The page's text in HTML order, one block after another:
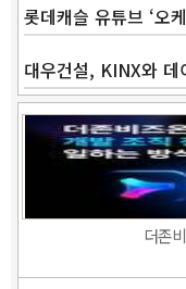
롯데캐슬 유튜브 ‘오
대우건설, KINX와
더존